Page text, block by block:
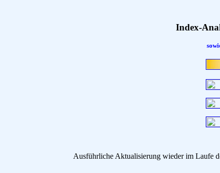
Index-
Ausführliche Aktualisierung wieder im Laufe